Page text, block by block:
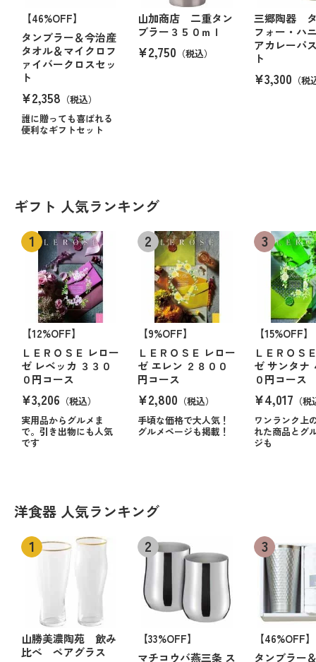
【46%OFF】
タンブラー＆今治産
タオル＆マイクロフ
ァイバークロスセッ
ト
¥2,358 （税込）
誰に贈っても喜ばれる
便利なギフトセット
山加商店 二重タン
ブラー３５０ｍｌ
¥2,750 （税込）
三郷陶器
フォー・ハ
アカレーパ
ト
¥3,300 （税
ギフト 人気ランキング
【12%OFF】
ＬＥＲＯＳＥ レロー
ゼ レベッカ ３３０
０円コース
¥3,206 （税込）
実用品からグルメま
で。引き出物にも人気
です
【9%OFF】
ＬＥＲＯＳＥ レロー
ゼ エレン ２８００
円コース
¥2,800 （税込）
手頃な価格で大人気！
グルメページも掲載！
【15%OFF】
ＬＥＲＯＳ
ゼ サンタナ
０円コース
¥4,017 （
ワンランク上
れた商品とグ
ジも
洋食器 人気ランキング
山勝美濃陶苑 飲み
比べ ペアグラス
【33%OFF】
マチコウバ燕三条 ス
【46%OFF】
タンブラー